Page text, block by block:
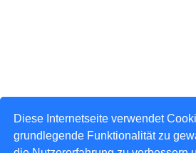
Diese Internetseite verwendet
grundlegende Funktionalität zu